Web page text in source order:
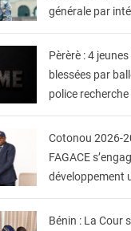
générale par
Pèrèrè : 4
blessées par
police
Cotonou 2026-
FAGACE
développement
du
Bénin : La Cour